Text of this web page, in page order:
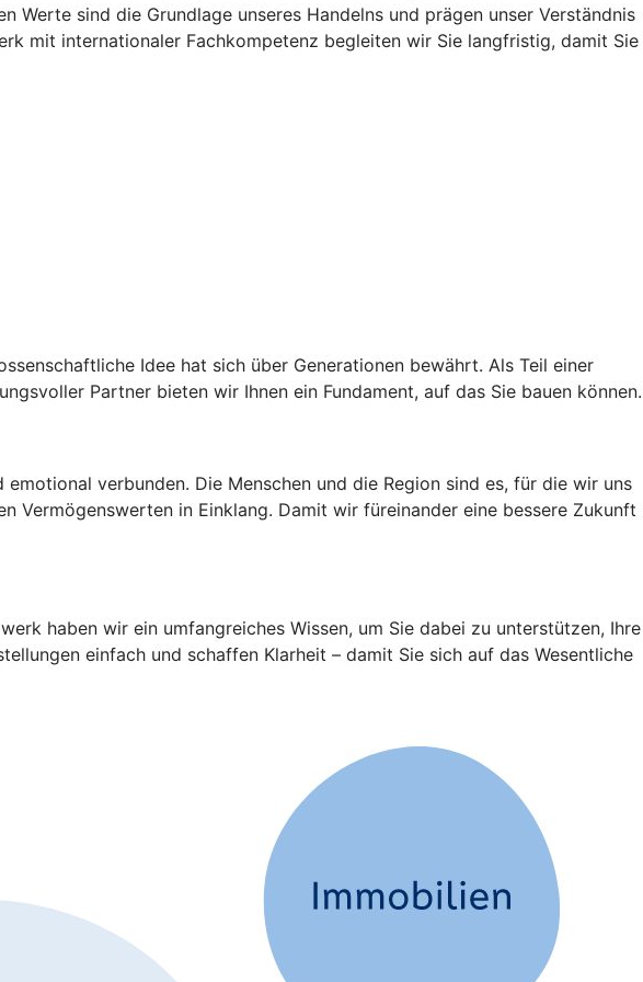
Werte sind die Grundlage unseres Handelns und prägen unser Verständnis
mit internationaler Fachkompetenz begleiten wir Sie langfristig, damit Sie
Idee hat sich über Generationen bewährt. Als Teil einer
Partner bieten wir Ihnen ein Fundament, auf das Sie bauen können.
verbunden. Die Menschen und die Region sind es, für die wir uns
Vermögenswerten in Einklang. Damit wir füreinander eine bessere Zukunft
haben wir ein umfangreiches Wissen, um Sie dabei zu unterstützen, Ihre
einfach und schaffen Klarheit – damit Sie sich auf das Wesentliche